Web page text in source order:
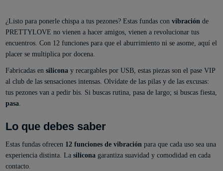
¿Listo para ponerle chispa a tus pezones? Estas fundas con vibraciónde
PRETTYLOVE no vienen a hacer amigos, vienen a revolucionar tus
encuentros. Con 12 funciones para que el aburrimiento ni se asome, aquí el
placer se multiplica por docena.
Fabricadas en siliconay recargables por USB, estas piezas son el pase VIP
al club de las sensaciones intensas. Olvídate de las pilas y de las excusas:
tus pezones van a pedir bis. Si buscas rutina, pasa de largo; si buscas fiesta,
pasa.
Lo que debes saber
Estas fundas ofrecen 12 funciones de vibraciónpara que cada uso sea una
experiencia distinta. La siliconagarantiza suavidad y comodidad en cada
contacto.